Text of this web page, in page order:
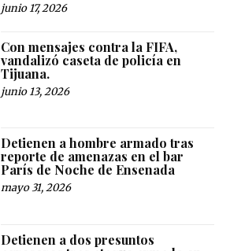
junio 17, 2026
Con mensajes contra la FIFA,
vandalizó caseta de policía en
Tijuana.
junio 13, 2026
Detienen a hombre armado tras
reporte de amenazas en el bar
París de Noche de Ensenada
mayo 31, 2026
Detienen a dos presuntos